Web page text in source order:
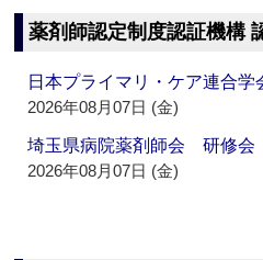
薬剤師認定制度認証機構
日本プライマリ・ケア連合
2026年08月07日 (金)
埼玉県病院薬剤師会 研修
2026年08月07日 (金)